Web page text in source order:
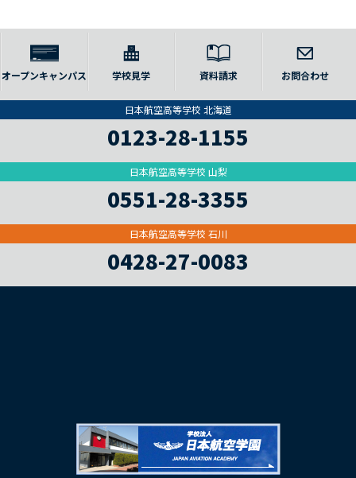
オープンキャンパス 学校見学 資料請求 お問合わせ
日本航空高等学校 北海道
0123-28-1155
日本航空高等学校 山梨
0551-28-3355
日本航空高等学校 石川
0428-27-0083